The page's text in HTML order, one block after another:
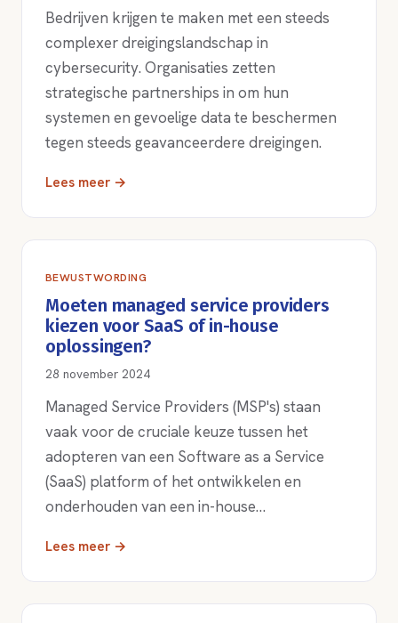
Bedrijven krijgen te maken met een steeds
complexer dreigingslandschap in
cybersecurity. Organisaties zetten
strategische partnerships in om hun
systemen en gevoelige data te beschermen
tegen steeds geavanceerdere dreigingen.
Lees meer →
BEWUSTWORDING
Moeten managed service providers
kiezen voor SaaS of in-house
oplossingen?
28 november 2024
Managed Service Providers (MSP's) staan
vaak voor de cruciale keuze tussen het
adopteren van een Software as a Service
(SaaS) platform of het ontwikkelen en
onderhouden van een in-house…
Lees meer →